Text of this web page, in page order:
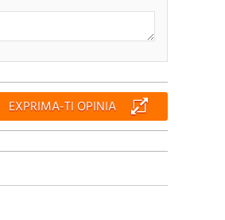
EXPRIMA-TI OPINIA